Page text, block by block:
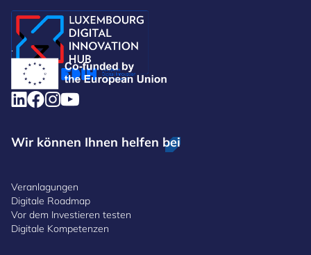
.
Wir können Ihnen helfen bei
Veranlagungen
Digitale Roadmap
Vor dem Investieren testen
Digitale Kompetenzen